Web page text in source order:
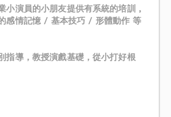
小演員的小朋友提供有系統的培訓 ,
感情記憶 / 基本技巧 / 形體動作 等
指導，教授演戲基礎，從小打好根